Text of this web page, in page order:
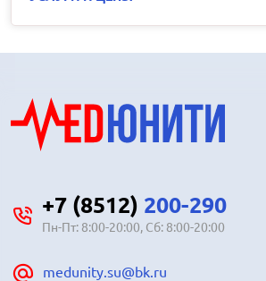
+7 (8512) 200-290
Пн-Пт: 8:00-20:00, Сб: 8:00-20:00
medunity.su@bk.ru